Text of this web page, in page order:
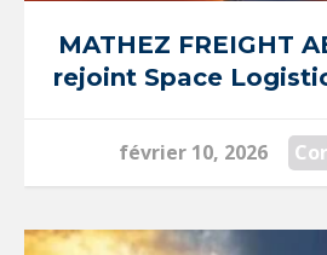
MATHEZ FREIGHT
rejoint Space
février 10, 2026